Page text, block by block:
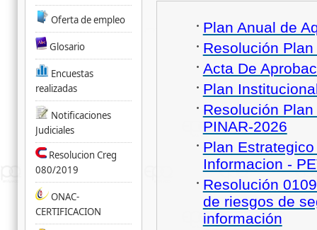
Plan Anual de
Resolución
Acta De
Plan
Resolución
PINAR-2026
Plan
Informacion -
Resolución
de riesgos de
información
Oferta de empleo
Glosario
Encuestas
realizadas
Notificaciones
Judiciales
Resolucion Creg
080/2019
ONAC-
CERTIFICACION